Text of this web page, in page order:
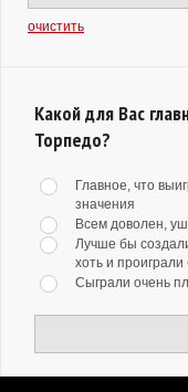
очистить
Какой для Вас
Торпедо?
Главное, что
значения
Всем доволен,
Лучше бы
хоть и проиграли
Сыграли очень